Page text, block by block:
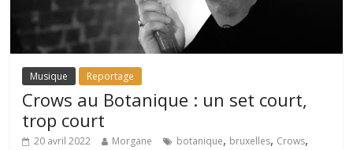
Musique Reportage
Crows au Botanique : un set court,
trop court
20 avril 2022 Morgane botanique, bruxelles, Crows,